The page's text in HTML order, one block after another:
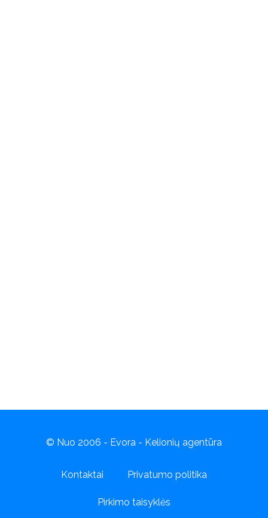
© Nuo 2006 - Evora - Kelionių agentūra
Kontaktai Privatumo politika
Pirkimo taisyklės